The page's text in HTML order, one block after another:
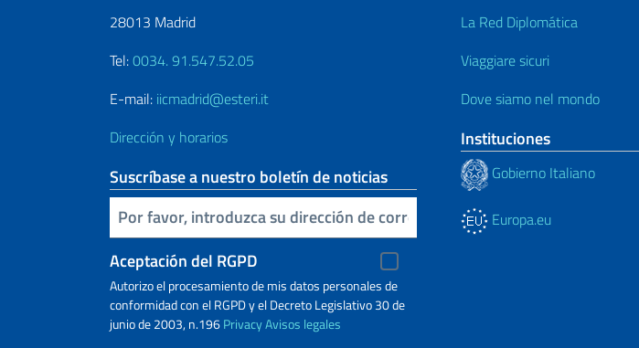
28013 Madrid
Tel:0034. 91.547.52.05
E-mail: iicmadrid@esteri.it
Dirección y horarios
Suscríbase a nuestro boletín de noticias
Inserta tu correo electronico
Aceptación del RGPD
Autorizo ​​el procesamiento de mis datos personales de
conformidad con el RGPD y el Decreto Legislativo 30 de
junio de 2003, n.196PrivacyAvisos legales
La Red Diplomática
Viaggiare sicuri
Dove siamo nel mondo
Instituciones
Gobierno Italiano
Europa.eu